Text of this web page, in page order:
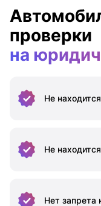
проверки
на
Не находится
Не находится
Нет запрета